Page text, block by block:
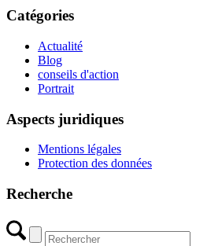
Catégories
Actualité
Blog
conseils d'action
Portrait
Aspects juridiques
Mentions légales
Protection des données
Recherche